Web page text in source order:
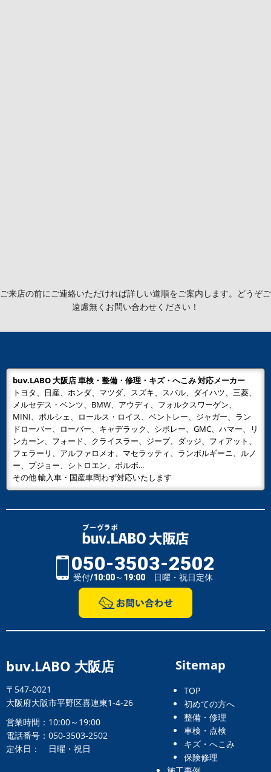
ご来店の前にご連絡いただければ詳しい道順をご案内します。どうぞご
遠慮無くお問い合わせください！
buv.LABO 大阪店 車検・整備・修理・キズ・へこみ 対応メーカー
トヨタ、日産、ホンダ、マツダ、スズキ、スバル、ダイハツ、三菱、
メルセデス・ベンツ、BMW、アウディ、フォルクスワーゲン、
MINI、ポルシェ、ロールス・ロイス、ベントレー、ジャガー、ラン
ドローバー、ローバー、キャデラック、シボレー、GMC、ハマー、リ
ンカーン、フォード、クライスラー、ジープ、ダッジ、フィアット、
フェラーリ、アルファロメオ、マセラッティ、ランボルギーニ、ルノ
ー、プジョー、シトロエン、ボルボ...
その他 輸入車・国産車問わず対応いたします
050-3503-2502
受付/10:00～19:00 日曜・祝日定休
buv.LABO 大阪店
〒547-0021
大阪府大阪市平野区喜連東1-4-26
営業時間：10:00～19:00
電話番号：050-3503-2502
定休日： 日曜・祝日
Sitemap
TOP
初めての方へ
整備・修理
車検・点検
キズ・へこみ
保険修理